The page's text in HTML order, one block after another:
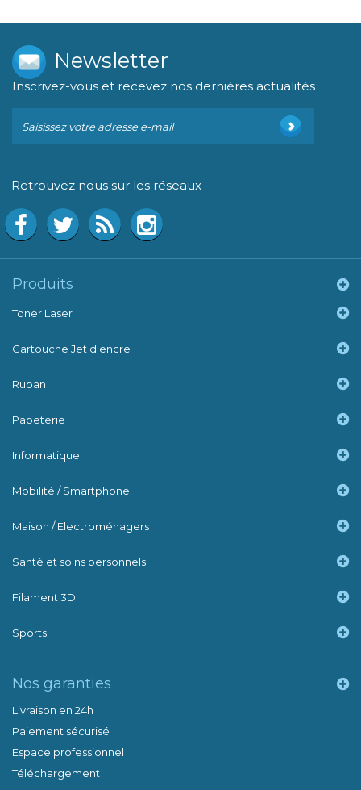
Newsletter
Inscrivez-vous et recevez nos dernières actualités
Retrouvez nous sur les réseaux
Produits
Toner Laser
Cartouche Jet d'encre
Ruban
Papeterie
Informatique
Mobilité / Smartphone
Maison / Electroménagers
Santé et soins personnels
Filament 3D
Sports
Nos garanties
Livraison en 24h
Paiement sécurisé
Espace professionnel
Téléchargement